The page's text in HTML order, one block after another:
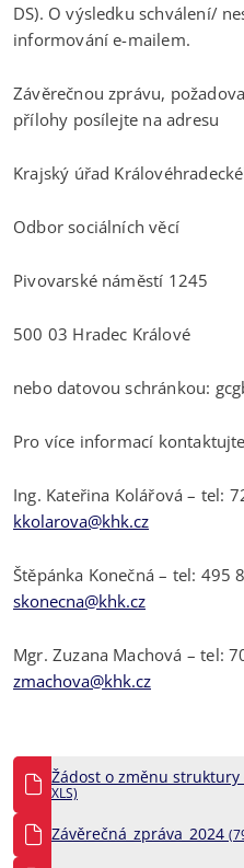
DS). O výsledku schválení/
informování e-mailem.
Závěrečnou zprávu,
přílohy posílejte na adresu
Krajský úřad
Odbor sociálních věcí
Pivovarské náměstí 1245
500 03 Hradec Králové
nebo datovou schránkou:
Pro více informací
Ing. Kateřina Kolářová – tel:
kkolarova@khk.cz
Štěpánka Konečná – tel: 495
skonecna@khk.cz
Mgr. Zuzana Machová – tel:
zmachova@khk.cz
Žádost o změnu
XLS)
Závěrečná_zpráva_2024